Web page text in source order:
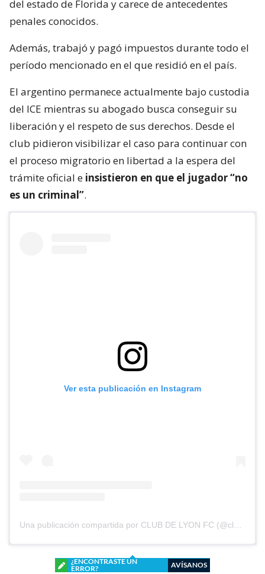
del estado de Florida y carece de antecedentes
penales conocidos.
Además, trabajó y pagó impuestos durante todo el
período mencionado en el que residió en el país.
El argentino permanece actualmente bajo custodia
del ICE mientras su abogado busca conseguir su
liberación y el respeto de sus derechos. Desde el
club pidieron visibilizar el caso para continuar con
el proceso migratorio en libertad a la espera del
trámite oficial e insistieron en que el jugador “no
es un criminal”.
Ver esta publicación en Instagram
Una publicación compartida por CLUB DE LYON FC (@clubdelyonfc)
¿ENCONTRASTE UN
ERROR?
AVÍSANOS